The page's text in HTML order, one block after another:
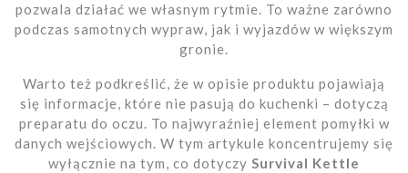
pozwala działać we własnym rytmie. To ważne zarówno
podczas samotnych wypraw, jak i wyjazdów w większym
gronie.
Warto też podkreślić, że w opisie produktu pojawiają
się informacje, które nie pasują do kuchenki – dotyczą
preparatu do oczu. To najwyraźniej element pomyłki w
danych wejściowych. W tym artykule koncentrujemy się
wyłącznie na tym, co dotyczy Survival Kettle